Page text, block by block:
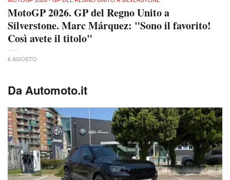
MotoGP 2026. GP del Regno Unito a
Silverstone. Marc Márquez: "Sono il favorito!
Così avete il titolo"
6 AGOSTO
Da Automoto.it